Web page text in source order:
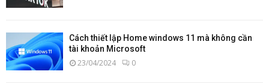
Cách thiết lập Home windows 11 mà không cần
tài khoản Microsoft
23/04/2024 0